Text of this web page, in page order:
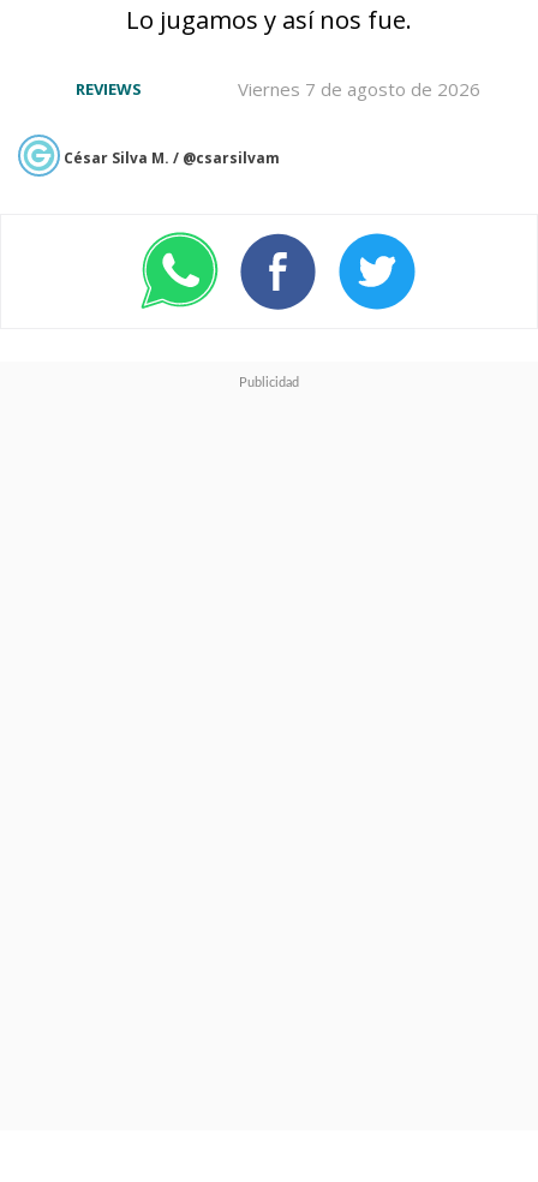
Lo jugamos y así nos fue.
Viernes 7 de agosto de 2026
REVIEWS
César Silva M. / @csarsilvam